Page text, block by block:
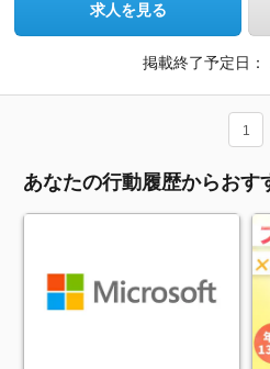
求人を見る
掲載終了予定日：
1
あなたの行動履歴からおす